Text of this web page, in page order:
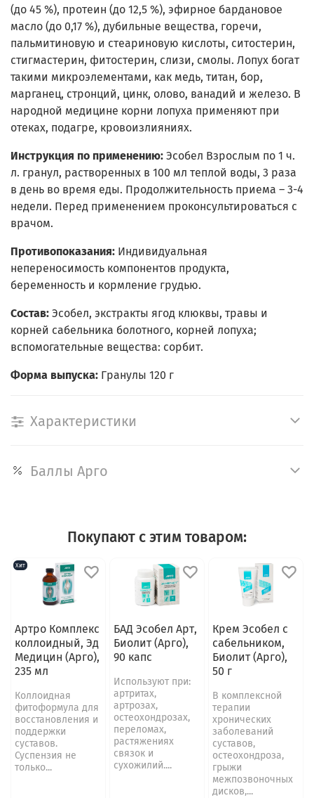
(до 45 %), протеин (до 12,5 %), эфирное бардановое
масло (до 0,17 %), дубильные вещества, горечи,
пальмитиновую и стеариновую кислоты, ситостерин,
стигмастерин, фитостерин, слизи, смолы. Лопух богат
такими микроэлементами, как медь, титан, бор,
марганец, стронций, цинк, олово, ванадий и железо. В
народной медицине корни лопуха применяют при
отеках, подагре, кровоизлияниях.
Инструкция по применению: Эсобел Взрослым по 1 ч.
л. гранул, растворенных в 100 мл теплой воды, 3 раза
в день во время еды. Продолжительность приема – 3-4
недели. Перед применением проконсультироваться с
врачом.
Противопоказания: Индивидуальная
непереносимость компонентов продукта,
беременность и кормление грудью.
Состав: Эсобел, экстракты ягод клюквы, травы и
корней сабельника болотного, корней лопуха;
вспомогательные вещества: сорбит.
Форма выпуска: Гранулы 120 г
Характеристики
Баллы Арго
Покупают с этим товаром:
Хит
Артро Комплекс
коллоидный, Эд
Медицин (Арго),
235 мл
Коллоидная
фитоформула для
восстановления и
поддержки
суставов.
Суспензия не
только...
БАД Эсобел Арт,
Биолит (Арго),
90 капс
Используют при:
артритах,
артрозах,
остеохондрозах,
переломах,
растяжениях
связок и
сухожилий....
Крем Эсобел с
сабельником,
Биолит (Арго),
50 г
В комплексной
терапии
хронических
заболеваний
суставов,
остеохондроза,
грыжи
межпозвоночных
дисков,...